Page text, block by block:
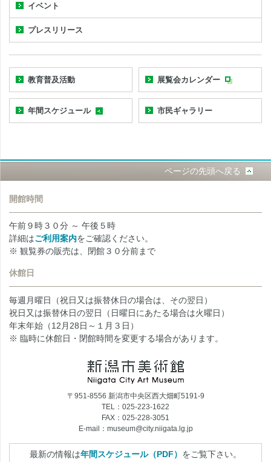
イベント
プレスリリース
教育普及活動 展覧会カレンダー
年間スケジュール 市民ギャラリー
ページの先頭へ戻る
開館時間
午前９時３０分 ～ 午後５時
詳細はご利用案内をご確認ください。
※ 観覧券の販売は、閉館３０分前まで
休館日
毎週月曜日（祝日又は振替休日の場合は、その翌日）
祝日又は振替休日の翌日（日曜日にあたる場合は火曜日）
年末年始（12月28日～１月３日）
※ 臨時に休館日・閉館時間を変更する場合があります。
〒951-8556 新潟市中央区西大畑町5191-9
TEL：025-223-1622
FAX：025-228-3051
E-mail：museum@city.niigata.lg.jp
最新の情報は年間スケジュール（PDF） をご覧下さい。